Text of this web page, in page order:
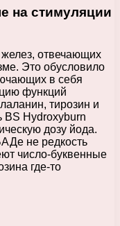
на стимуляции
отвечающих
Это обусловило
в себя
функций
тирозин и
BS Hydroxyburn
дозу йода.
не редкость
число-буквенные
где-то